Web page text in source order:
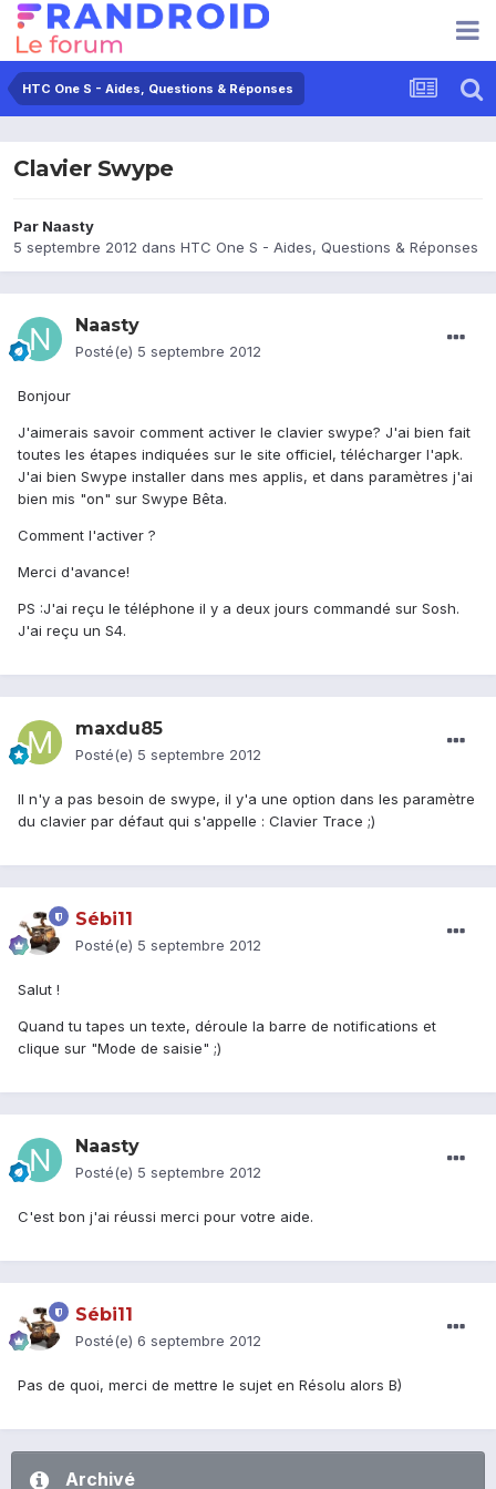
HTC One S - Aides, Questions & Réponses
Clavier Swype
Par Naasty
5 septembre 2012 dans HTC One S - Aides, Questions & Réponses
Naasty
Posté(e) 5 septembre 2012
Bonjour
J'aimerais savoir comment activer le clavier swype? J'ai bien fait
toutes les étapes indiquées sur le site officiel, télécharger l'apk.
J'ai bien Swype installer dans mes applis, et dans paramètres j'ai
bien mis "on" sur Swype Bêta.
Comment l'activer ?
Merci d'avance!
PS :J'ai reçu le téléphone il y a deux jours commandé sur Sosh.
J'ai reçu un S4.
maxdu85
Posté(e) 5 septembre 2012
Il n'y a pas besoin de swype, il y'a une option dans les paramètre
du clavier par défaut qui s'appelle : Clavier Trace ;)
Sébi11
Posté(e) 5 septembre 2012
Salut !
Quand tu tapes un texte, déroule la barre de notifications et
clique sur "Mode de saisie" ;)
Naasty
Posté(e) 5 septembre 2012
C'est bon j'ai réussi merci pour votre aide.
Sébi11
Posté(e) 6 septembre 2012
Pas de quoi, merci de mettre le sujet en Résolu alors B)
Archivé